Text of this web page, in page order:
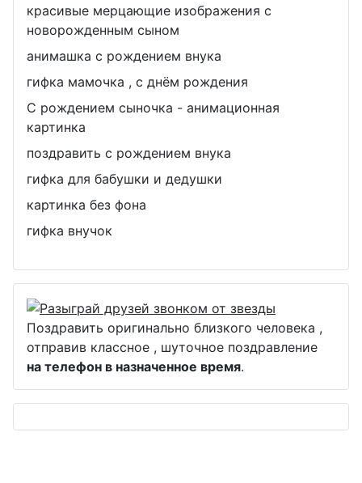
красивые мерцающие изображения с
новорожденным сыном
анимашка с рождением внука
гифка мамочка , с днём рождения
С рождением сыночка - анимационная
картинка
поздравить с рождением внука
гифка для бабушки и дедушки
картинка без фона
гифка внучок
Поздравить оригинально близкого человека ,
отправив классное , шуточное поздравление
на телефон в назначенное время.